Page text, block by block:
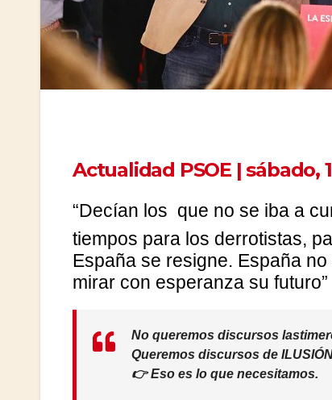
Actualidad PSOE | sábado,
“Decían los que no se iba a
tiempos para los derrotistas,
España se resigne. España
mirar con esperanza su futuro”
No queremos discursos
Queremos discursos de
👉 Eso es lo que necesitamos.